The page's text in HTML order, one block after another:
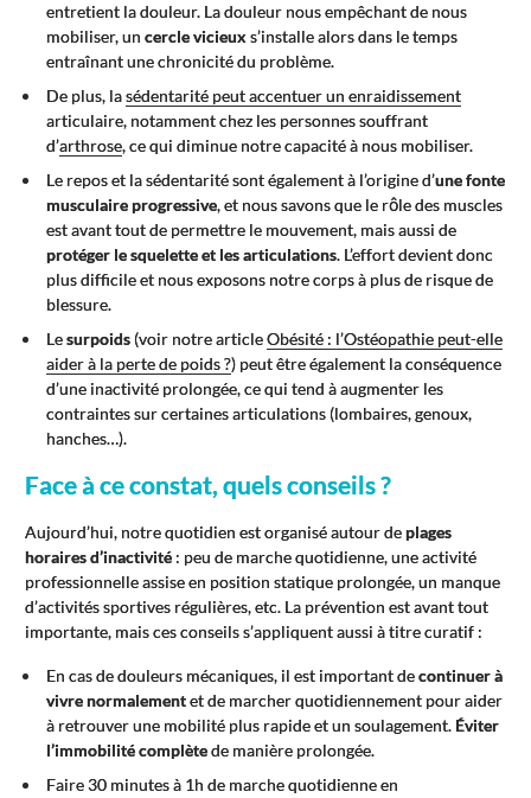
entretient la douleur. La douleur nous empêchant de nous
mobiliser, un cercle vicieuxs’installe alors dans le temps
entraînant une chronicité du problème.
De plus, lasédentarité peut accentuer un enraidissement
articulaire, notamment chez les personnes souffrant
d’arthrose, ce qui diminue notre capacité à nous mobiliser.
Le repos et la sédentarité sont également à l’origine d’une fonte
musculaire progressive, et nous savons que le rôle des muscles
est avant tout de permettre le mouvement, mais aussi de
protéger le squelette et les articulations. L’effort devient donc
plus difficile et nous exposons notre corps à plus de risque de
blessure.
Lesurpoids(voir notre articleObésité : l’Ostéopathie peut-elle
aider à la perte de poids ?) peut être également la conséquence
d’une inactivité prolongée, ce qui tend à augmenter les
contraintes sur certaines articulations (lombaires, genoux,
hanches…).
Face à ce constat, quels conseils ?
Aujourd’hui, notre quotidien est organisé autour deplages
horaires d’inactivité : peu de marche quotidienne, une activité
professionnelle assise en position statique prolongée, un manque
d’activités sportives régulières, etc. La prévention est avant tout
importante, mais ces conseils s’appliquent aussi à titre curatif :
En cas de douleurs mécaniques, il est important decontinuer à
vivre normalementet de marcher quotidiennement pour aider
à retrouver une mobilité plus rapide et un soulagement. Éviter
l’immobilité complètede manière prolongée.
Faire 30 minutes à 1h de marche quotidienne en